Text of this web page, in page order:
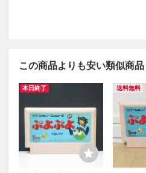
この商品よりも安い類似商品
本日終了 送料無料